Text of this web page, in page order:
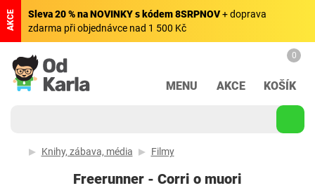
AKCE Sleva 20 % na NOVINKY s kódem 8SRPNOV+ doprava
zdarma při objednávce nad 1 500 Kč
MENU AKCE
0
KOŠÍK
Knihy, zábava, média Filmy
Freerunner - Corri o muori